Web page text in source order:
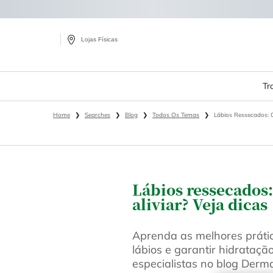
Lojas Físicas
Home Searches Blog Todos Os Temas Lábios Ressecados:
Lábios
aliviar? Veja dicas
Aprenda as melhores
lábios e garantir
especialistas no blog